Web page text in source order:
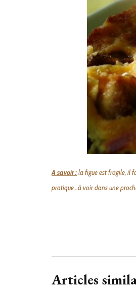
A savoir :la figue est fragile, il
pratique…à voir dans une
Articles